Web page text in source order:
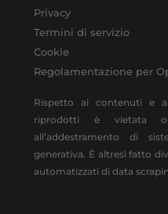
Privacy
Termini di servizio
Cookie
Regolamentazione per
Rispetto ai contenuti e
riprodotti è vietata
all’addestramento di
generativa. È altresì fatto
automatizzati di data